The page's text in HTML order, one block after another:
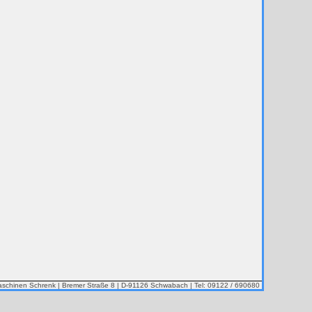
Schrenk | Bremer Straße 8 | D-91126 Schwabach | Tel: 09122 / 690680